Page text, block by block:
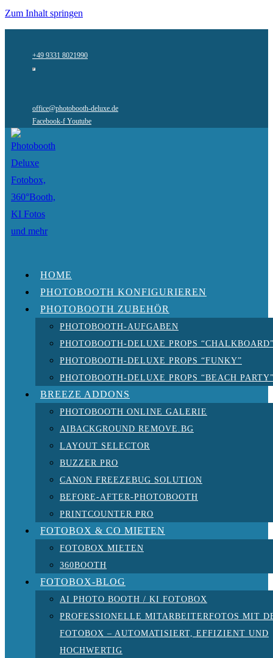
Zum Inhalt springen
+49 9331 8021990
office@photobooth-deluxe.de
Facebook-f Youtube
HOME
PHOTOBOOTH KONFIGURIEREN
PHOTOBOOTH ZUBEHÖR
PHOTOBOOTH-AUFGABEN
PHOTOBOOTH-DELUXE PROPS
PHOTOBOOTH-DELUXE PROPS “FUNKY”
PHOTOBOOTH-DELUXE PROPS “BEACH
BREEZE ADDONS
PHOTOBOOTH ONLINE GALERIE
AIBACKGROUND REMOVE.BG
LAYOUT SELECTOR
BUZZER PRO
CANON FREEZEBUG SOLUTION
BEFORE-AFTER-PHOTOBOOTH
PRINTCOUNTER PRO
FOTOBOX & CO MIETEN
FOTOBOX MIETEN
360BOOTH
FOTOBOX-BLOG
AI PHOTO BOOTH / KI FOTOBOX
PROFESSIONELLE MITARBEITERFOTOS MIT
FOTOBOX – AUTOMATISIERT, EFFIZIENT UND
HOCHWERTIG